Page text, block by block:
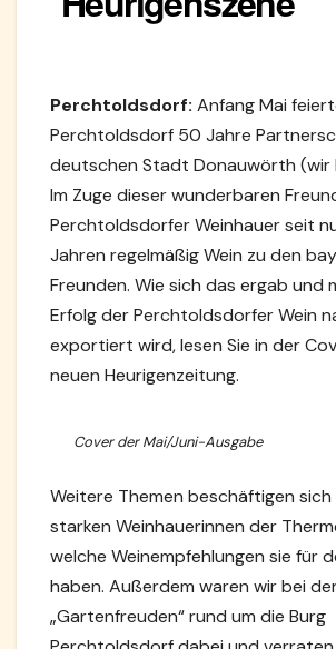
Perchtoldsdorf: Anfang Mai
Perchtoldsdorf 50 Jahre
deutschen Stadt Donauwörth
Im Zuge dieser wunderbaren
Perchtoldsdorfer Weinhauer seit
Jahren regelmäßig Wein zu den
Freunden. Wie sich das ergab und
Erfolg der Perchtoldsdorfer Wein
exportiert wird, lesen Sie in der
neuen Heurigenzeitung.
Cover der Mai/Juni-Ausgabe
Weitere Themen beschäftigen
starken Weinhauerinnen der
welche Weinempfehlungen sie für
haben. Außerdem waren wir bei
„Gartenfreuden“ rund um die Burg